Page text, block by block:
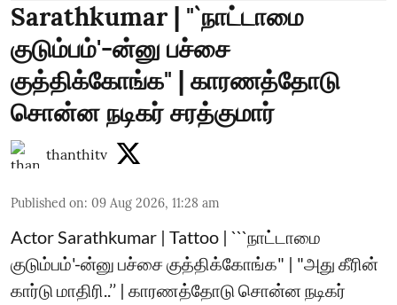
Sarathkumar | "`நாட்டாமை
குடும்பம்'-ன்னு பச்சை
குத்திக்கோங்க" | காரணத்தோடு
சொன்ன நடிகர் சரத்குமார்
thanthitv
Published on: 09 Aug 2026, 11:28 am
Actor Sarathkumar | Tattoo | ```நாட்டாமை
குடும்பம்'-ன்னு பச்சை குத்திக்கோங்க" | "அது கீரின்
கார்டு மாதிரி..’’ | காரணத்தோடு சொன்ன நடிகர்